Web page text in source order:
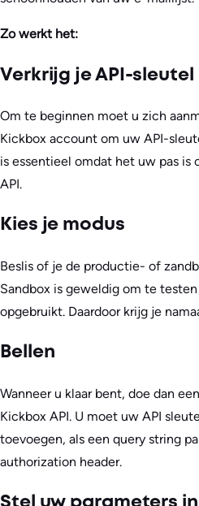
Zo werkt het:
Verkrijg je API-sleutel
Om te beginnen moet u zich
Kickbox account om uw API-
is essentieel omdat het uw pas
API.
Kies je modus
Beslis of je de productie- of
Sandbox is geweldig om te
opgebruikt. Daardoor krijg je
Bellen
Wanneer u klaar bent, doe dan
Kickbox API. U moet uw API
toevoegen, als een query string
authorization header.
Stel uw parameters in